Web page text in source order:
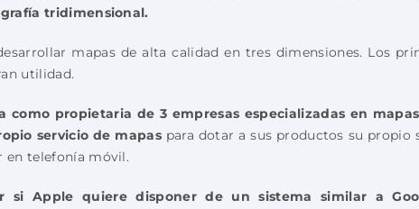
tridimensional.
mapas de alta calidad en tres dimensiones. Los
utilidad.
como propietaria de 3 empresas especializadas en
servicio de mapaspara dotar a sus productos su propio
en telefonía móvil.
si Apple quiere disponer de un sistema similar a